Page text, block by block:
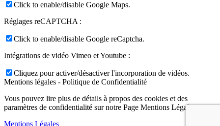
Click to enable/disable Google Maps.
Réglages reCAPTCHA :
Click to enable/disable Google reCaptcha.
Intégrations de vidéo Vimeo et Youtube :
Cliquez pour activer/désactiver l'incorporation de vidéos.
Mentions légales - Politique de Confidentialité
Vous pouvez lire plus de détails à propos des cookies et des
paramètres de confidentialité sur notre Page Mentions Légales.
Mentions Légales